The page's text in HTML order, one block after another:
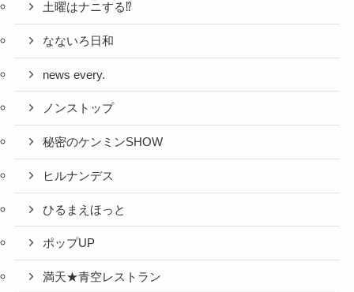
土曜はナニする⁉
なないろ日和
news every.
ノンストップ
秘密のケンミンSHOW
ヒルナンデス
ひるまえほっと
ポップUP
満天★青空レストラン